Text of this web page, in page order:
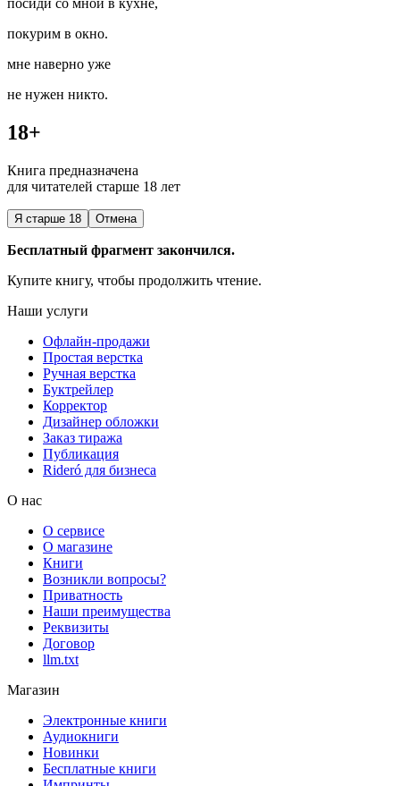
посиди со мной в кухне,
покурим в окно.
мне наверно уже
не нужен никто.
18+
Книга предназначена
для читателей старше 18 лет
Я старше 18 Отмена
Бесплатный фрагмент закончился.
Купите книгу, чтобы продолжить чтение.
Наши услуги
Офлайн-продажи
Простая верстка
Ручная верстка
Буктрейлер
Корректор
Дизайнер обложки
Заказ тиража
Публикация
Rideró для бизнеса
О нас
О сервисе
О магазине
Книги
Возникли вопросы?
Приватность
Наши преимущества
Реквизиты
Договор
llm.txt
Магазин
Электронные книги
Аудиокниги
Новинки
Бесплатные книги